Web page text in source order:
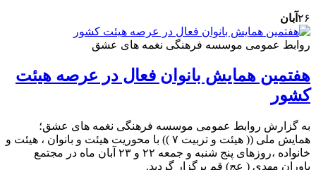
۲۶ آبان
روابط عمومی موسسه فرهنگی نغمه های عشق
هفتمین همایش بانوان فعال در عرصه‌ هیئت
کشور
به گزارش روابط عمومی موسسه فرهنگی نغمه های عشق؛
همایش ملی (( هیئت و تربیت ۷ )) با محوریت هیئت و بانوان ، هیئت و
خانواده ،روزهای پنج شنبه و جمعه ۲۲ و ۲۳ آبان ماه در مجتمع
یاوران مهدی ( عج) قم برگزار گردید.